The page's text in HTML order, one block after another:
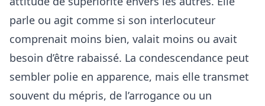
parle ou agit comme si son interlocuteur
comprenait moins bien, valait moins ou avait
besoin d’être rabaissé. La condescendance peut
sembler polie en apparence, mais elle transmet
souvent du mépris, de l’arrogance ou un